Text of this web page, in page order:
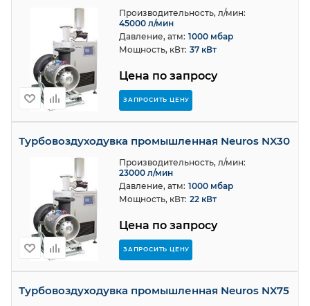
Цена по запросу
ЗАПРОСИТЬ ЦЕНУ
Производительность, л/мин:
45000 л/мин
Давление, атм: 1000 мбар
Мощность, кВт: 37 кВт
Турбовоздуходувка промышленная Neuros NX30
Цена по запросу
ЗАПРОСИТЬ ЦЕНУ
Производительность, л/мин:
23000 л/мин
Давление, атм: 1000 мбар
Мощность, кВт: 22 кВт
Турбовоздуходувка промышленная Neuros NX75